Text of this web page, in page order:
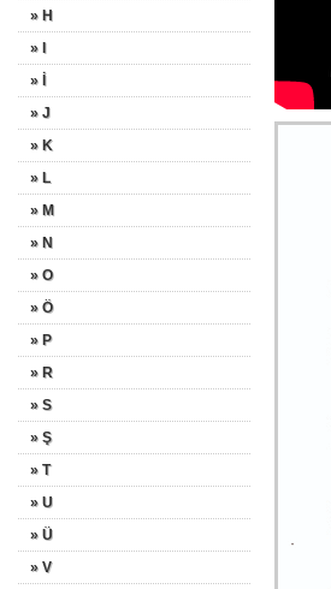
» H
» I
» İ
» J
» K
» L
» M
» N
» O
» Ö
» P
» R
» S
» Ş
» T
» U
» Ü
» V